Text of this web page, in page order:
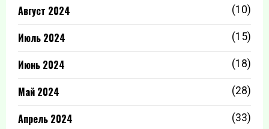
Август 2024 (10)
Июль 2024 (15)
Июнь 2024 (18)
Май 2024 (28)
Апрель 2024 (33)